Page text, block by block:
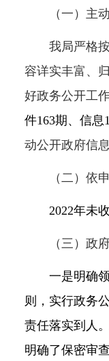
（一）主
我局严格
容详实丰富、
好政务公开工
件163期、信息
动公开政府信息
（二）依
2022年未
（三）政
一是明确
则，实行政务
责任落实到人
明确了保密审